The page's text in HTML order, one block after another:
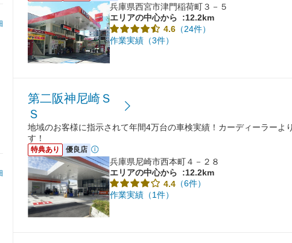
兵庫県西宮市津門稲荷町３－５
エリアの中心から
:12.2km
4.6 （24件）
作業実績（3件）
第二阪神尼崎Ｓ
Ｓ
地域のお客様に指示されて年間4万台の車検実績！カーディーラーよ
す！
特典あり 優良店
兵庫県尼崎市西本町４－２８
エリアの中心から
:12.2km
4.4 （6件）
作業実績（1件）